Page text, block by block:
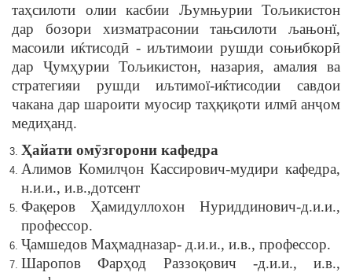
таҳсилоти олии касбии Љумњурии Тољикистон
дар бозори хизматрасонии тањсилоти љањонї,
масоили иќтисодӣ - иљтимоии рушди соњибкорӣ
дар Ҷумҳурии Тољикистон, назария, амалия ва
стратегияи рушди иљтимої-иќтисодии савдои
чакана дар шароити муосир таҳқиқоти илмӣ анҷом
медиҳанд.
Ҳайати омӯзгорони кафедра
Алимов Комилҷон Кассирович-мудири кафедра,
н.и.и., и.в.,дотсент
Фақеров Ҳамидуллохон Нуриддинович-д.и.и.,
профессор.
Ҷамшедов Маҳмадназар- д.и.и., и.в., профессор.
Шаропов Фарҳод Раззоқович -д.и.и., и.в.,